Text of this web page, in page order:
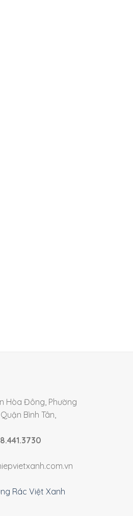
Hòa Đông, Phường
Bình Tân,
Rác Việt Xanh